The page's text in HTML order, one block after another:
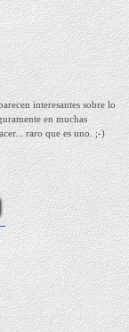
interesantes sobre lo
en muchas
raro que es uno. ;-)